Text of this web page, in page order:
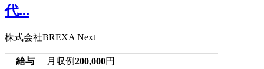
代...
株式会社BREXA Next
給与 月収例200,000円